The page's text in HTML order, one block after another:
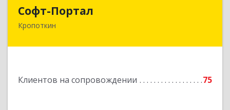
Софт-Портал
Кропоткин
Клиентов на сопровождении 75
352395, Краснодарский край, Кавказский р-н,